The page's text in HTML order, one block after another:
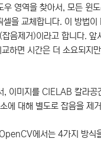
우 영역을 찾아서, 모든 윈
셀을 교체합니다. 이 방법
제거)이라고 합니다. 앞
하면 시간은 더 소요되지
, 이미지를 CIELAB 칼라
에 대해 별도로 잡음을 제
에서는 4가지 방식